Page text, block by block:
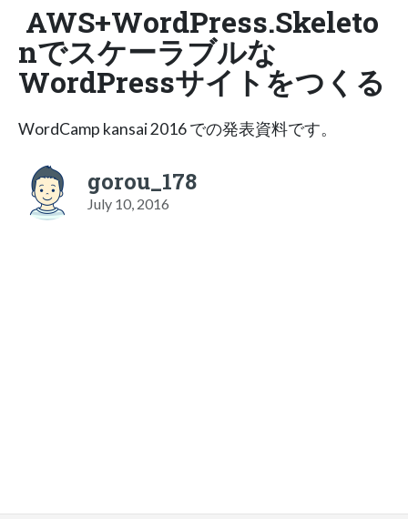
AWS+WordPress.Skeleto
nでスケーラブルな
WordPressサイトをつくる
WordCamp kansai 2016 での発表資料です。
gorou_178
July 10, 2016